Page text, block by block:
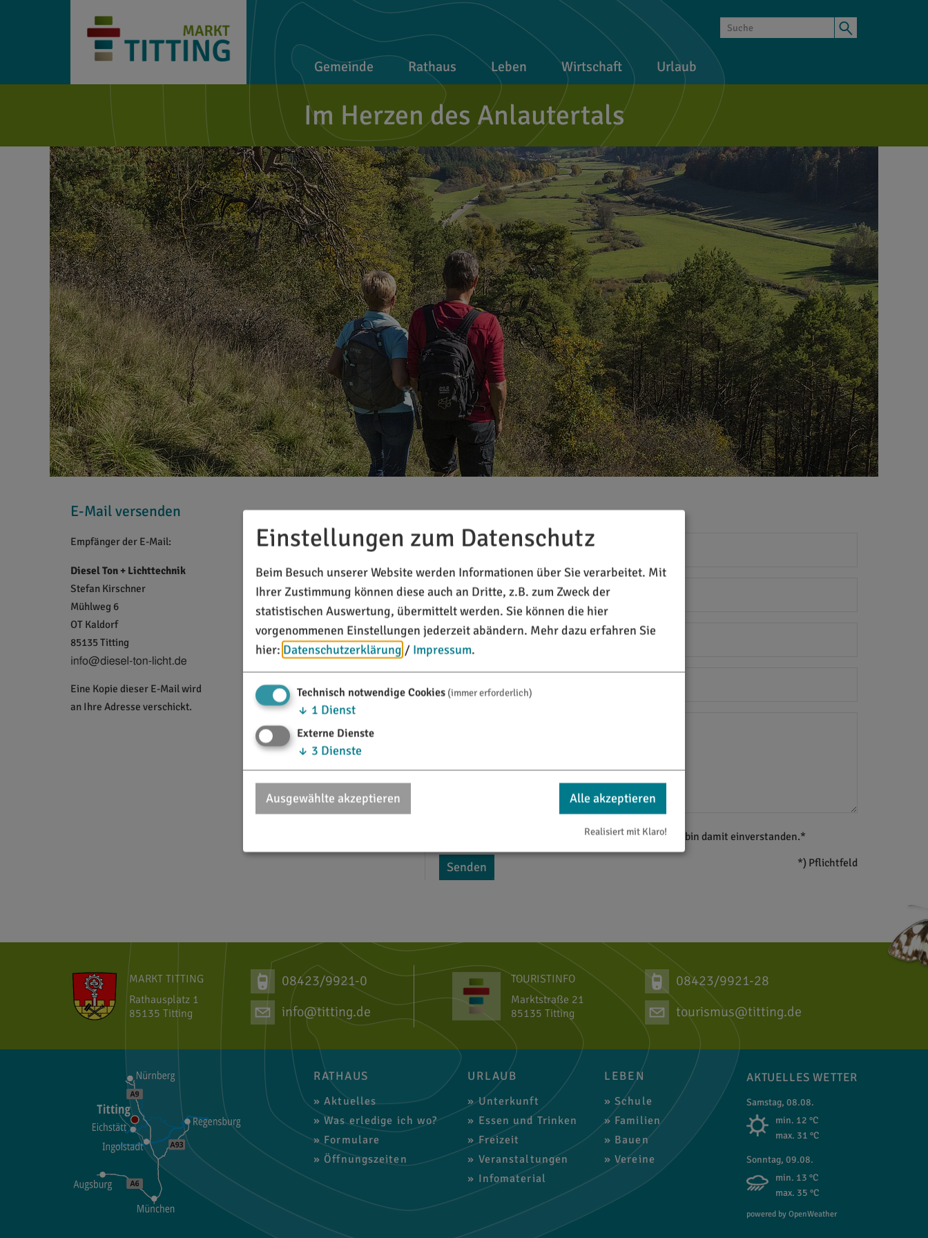
Gemeinde Rathaus Leben Wirtschaft Urlaub
Im Herzen des Anlautertals
E-Mail versenden
Empfänger der E-Mail:
Diesel Ton + Lichttechnik
Stefan Kirschner
Mühlweg 6
OT Kaldorf
85135 Titting
Eine Kopie dieser E-Mail wird
an Ihre Adresse verschickt.
Vorname*
Nachname*
Betreff*
Datenschutzerklärung gelesenund bin damit einverstanden.*
Senden *) Pflichtfeld
MARKT TITTING
Rathausplatz 1
85135 Titting
08423/9921-0
info@titting.de
TOURISTINFO
Marktstraße 21
85135 Titting
08423/9921-28
tourismus@titting.de
RATHAUS
Aktuelles
Was erledige ich wo?
Formulare
Öffnungszeiten
URLAUB
Unterkunft
Essen und Trinken
Freizeit
Veranstaltungen
Infomaterial
LEBEN
Schule
Familien
Bauen
Vereine
AKTUELLES WETTER
Samstag, 08.08.
min. 12 °C
max. 31 °C
Sonntag, 09.08.
min. 13 °C
max. 35 °C
powered by OpenWeather
Einstellungen zum Datenschutz
Beim Besuch unserer Website werden Informationen über Sie verarbeitet. Mit
Ihrer Zustimmung können diese auch an Dritte, z.B. zum Zweck der
statistischen Auswertung, übermittelt werden. Sie können die hier
vorgenommenen Einstellungen jederzeit abändern. Mehr dazu erfahren Sie
hier: Datenschutzerklärung / Impressum.
Technisch notwendige Cookies (immer erforderlich)
↓ 1 Dienst
Externe Dienste
↓ 3 Dienste
Ausgewählte akzeptieren Alle akzeptieren
Realisiert mit Klaro!